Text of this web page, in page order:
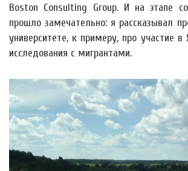
Boston Consulting Group. И на этапе
прошло замечательно: я рассказывал
университете, к примеру, про участие
исследования с мигрантами.